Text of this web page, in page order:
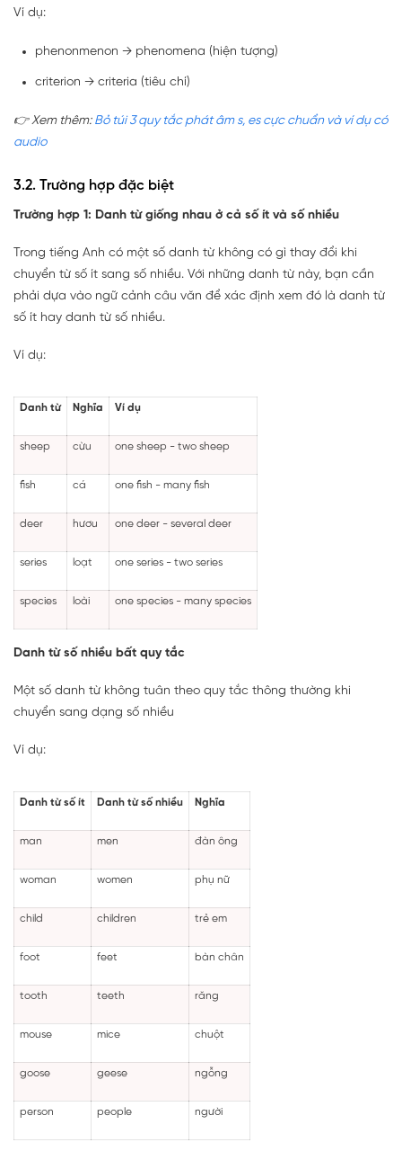
Ví dụ:
phenonmenon → phenomena (hiện tượng)
criterion → criteria (tiêu chí)
👉 Xem thêm: Bỏ túi 3 quy tắc phát âm s, es cực chuẩn và ví dụ có
audio
3.2. Trường hợp đặc biệt
Trường hợp 1: Danh từ giống nhau ở cả số ít và số nhiều
Trong tiếng Anh có một số danh từ không có gì thay đổi khi
chuyển từ số ít sang số nhiều. Với những danh từ này, bạn cần
phải dựa vào ngữ cảnh câu văn để xác định xem đó là danh từ
số ít hay danh từ số nhiều.
Ví dụ:
Danh từ Nghĩa Ví dụ
sheep cừu one sheep - two sheep
fish cá one fish - many fish
deer hươu one deer - several deer
series loạt one series - two series
species loài one species - many species
Danh từ số nhiều bất quy tắc
Một số danh từ không tuân theo quy tắc thông thường khi
chuyển sang dạng số nhiều
Ví dụ:
Danh từ số ít Danh từ số nhiều Nghĩa
man men đàn ông
woman women phụ nữ
child children trẻ em
foot feet bàn chân
tooth teeth răng
mouse mice chuột
goose geese ngỗng
person people người